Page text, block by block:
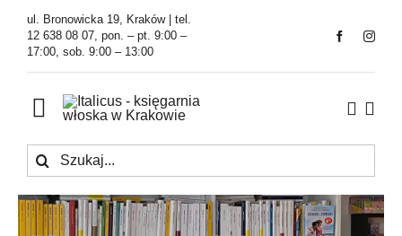
Przejdź
zawartości
ul. Bronowicka 19, Kraków | tel.
12 638 08 07, pon. – pt. 9:00 –
17:00, sob. 9:00 – 13:00
Toggle
Navigation
Księgarnia
Kawiarnia
Szukaj